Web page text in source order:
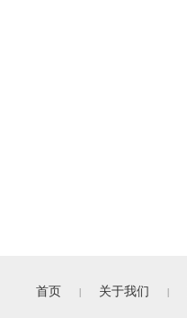
首页 | 关于我们 |